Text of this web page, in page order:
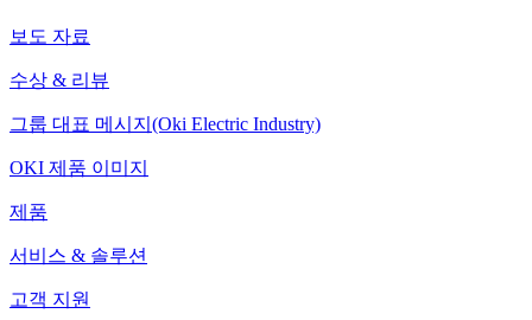
보도 자료
수상 & 리뷰
그룹 대표 메시지(Oki Electric Industry)
OKI 제품 이미지
제품
서비스 & 솔루션
고객 지원